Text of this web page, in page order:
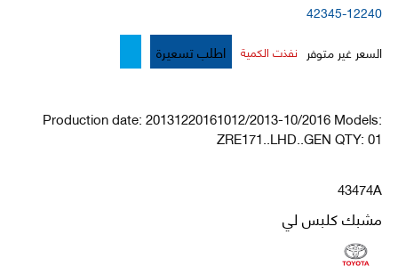
42345-12240
السعر غير متوفر نفذت الكمية اطلب تسعيرة
Production date: 20131220161012/2013-10/2016 Models:
ZRE171..LHD..GEN QTY: 01
43474A
مشبك كلبس لي